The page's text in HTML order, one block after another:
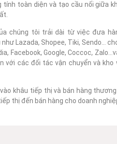
tính toàn diện và tạo cầu nối giữa
chúng tôi trải dài từ việc đưa
Lazada, Shopee, Tiki, Sendo...
Facebook, Google, Coccoc,
với các đối tác vận chuyển và kho
khâu tiếp thị và bán hàng
thị đến bán hàng cho doanh